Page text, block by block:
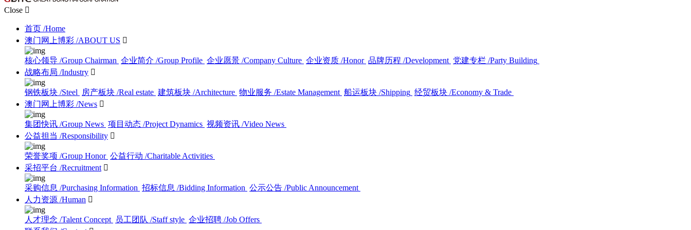
Close 
首页 /Home
澳门网上博彩 /ABOUT US 
核心领导 /Group Chairman 企业简介 /Group Profile 企业愿景 /Company Culture 企业资质 /Honor 品牌历程 /Development 党建专栏 /Party Building
战略布局 /Industry 
钢铁板块 /Steel 房产板块 /Real estate 建筑板块 /Architecture 物业服务 /Estate Management 船运板块 /Shipping 经贸板块 /Economy & Trade
澳门网上博彩 /News 
集团快讯 /Group News 项目动态 /Project Dynamics 视频资讯 /Video News
公益担当 /Responsibility 
荣誉奖项 /Group Honor 公益行动 /Charitable Activities
采招平台 /Recruitment 
采购信息 /Purchasing Information 招标信息 /Bidding Information 公示公告 /Public Announcement
人力资源 /Human 
人才理念 /Talent Concept 员工团队 /Staff style 企业招聘 /Job Offers